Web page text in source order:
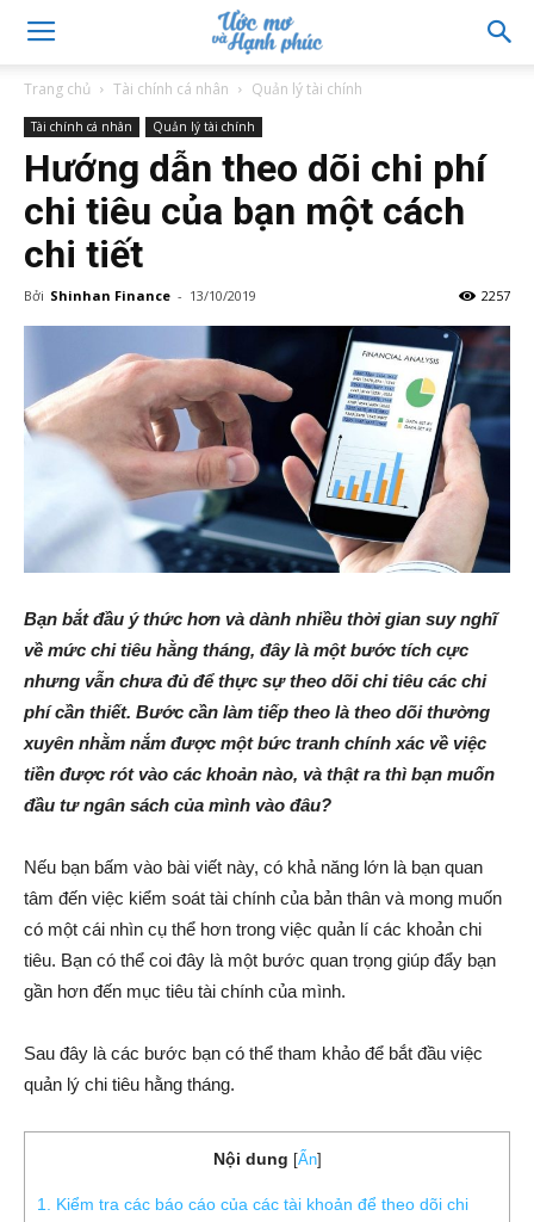
Trang chủ Tài chính cá nhân Quản lý tài chính
Tài chính cá nhân Quản lý tài chính
Hướng dẫn theo dõi chi phí
chi tiêu của bạn một cách
chi tiết
Bởi Shinhan Finance - 13/10/2019 2257
Bạn bắt đầu ý thức hơn và dành nhiều thời gian suy nghĩ
về mức chi tiêu hằng tháng, đây là một bước tích cực
nhưng vẫn chưa đủ để thực sự theo dõi chi tiêu các chi
phí cần thiết. Bước cần làm tiếp theo là theo dõi thường
xuyên nhằm nắm được một bức tranh chính xác về việc
tiền được rót vào các khoản nào, và thật ra thì bạn muốn
đầu tư ngân sách của mình vào đâu?
Nếu bạn bấm vào bài viết này, có khả năng lớn là bạn quan
tâm đến việc kiểm soát tài chính của bản thân và mong muốn
có một cái nhìn cụ thể hơn trong việc quản lí các khoản chi
tiêu. Bạn có thể coi đây là một bước quan trọng giúp đẩy bạn
gần hơn đến mục tiêu tài chính của mình.
Sau đây là các bước bạn có thể tham khảo để bắt đầu việc
quản lý chi tiêu hằng tháng.
Nội dung [Ẩn]
1. Kiểm tra các báo cáo của các tài khoản để theo dõi chi